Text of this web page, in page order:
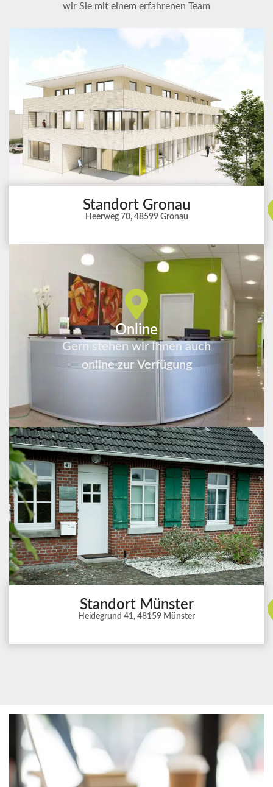
wir Sie mit einem erfahrenen Team
Standort Gronau
Heerweg 70, 48599 Gronau
Online
Gern stehen wir Ihnen auch
online zur Verfügung
Standort Münster
Heidegrund 41, 48159 Münster